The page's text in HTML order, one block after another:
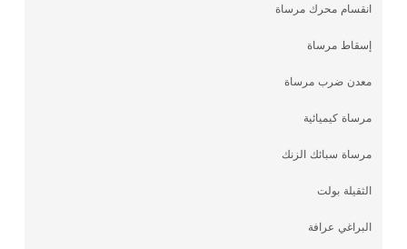
انقسام محرك مرساة
إسقاط مرساة
معدن ضرب مرساة
مرساة كيميائية
مرساة سبائك الزنك
الثقيلة بولت
البراغي عرافة